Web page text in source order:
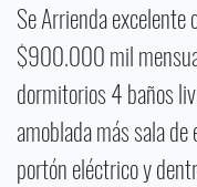
Se Arrienda excelente
$900.000 mil
dormitorios 4 baños
amoblada más sala
portón eléctrico y